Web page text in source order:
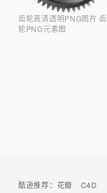
齿轮高清透明PNG图片 齿
轮PNG元素图
酷逊推荐： 花瓣 C4D